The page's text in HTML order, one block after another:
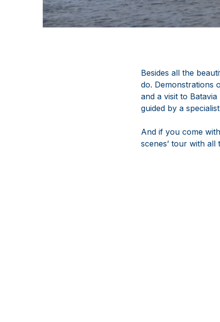
Besides all the
do. Demonstrations
and a visit to
guided by a
And if you come
scenes’ tour with all